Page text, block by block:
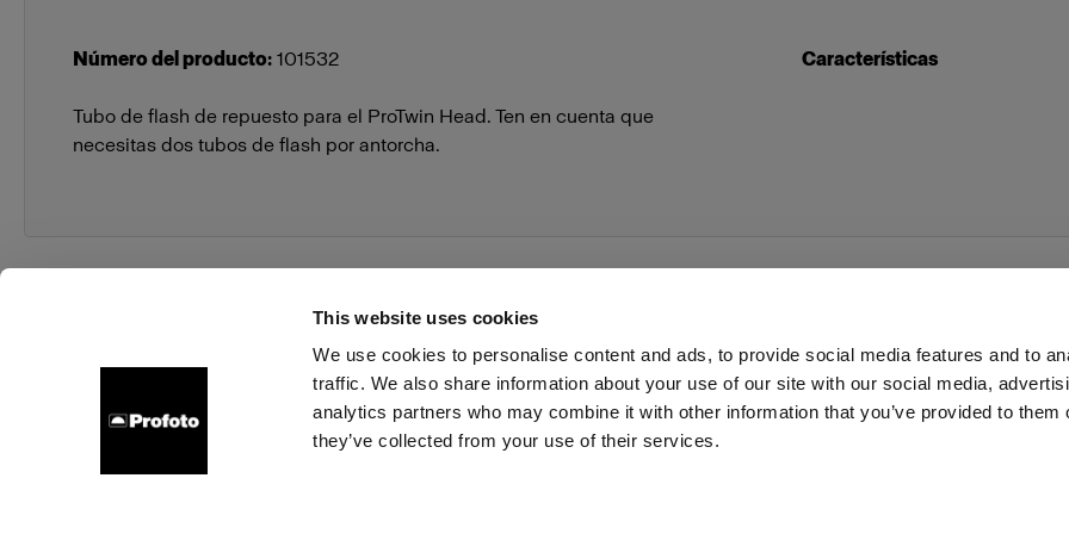
This website uses cookies
We use cookies to personalise content and ads, to provide social media features and to
traffic. We also share information about your use of our site with our social media,
analytics partners who may combine it with other information that you’ve provided to them
they’ve collected from your use of their services.
Número del producto: 101532
Tubo de flash de repuesto para el ProTwin Head. Ten en cuenta que
necesitas dos tubos de flash por antorcha.
Características
Sobre nosotros Soporte técnico Carreras profesionales Prensa Inversores Share the Light